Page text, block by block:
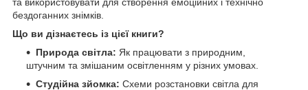
бездоганних знімків.
Що ви дізнаєтесь із цієї книги?
Природа світла: Як працювати з природним,
штучним та змішаним освітленням у різних умовах.
Студійна зйомка: Схеми розстановки світла для